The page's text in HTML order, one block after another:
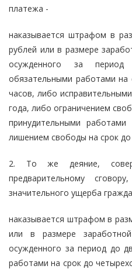
платежа -
наказывается штрафом в
рублей или в размере
осужденного за
обязательными работами на
часов, либо
года, либо ограничением
принудительными
лишением свободы на срок до
2. То же деяние,
предварительному
значительного ущерба
наказывается штрафом в
или в размере
осужденного за период до
работами на срок до